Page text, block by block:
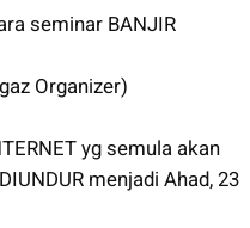
seminar BANJIR
Organizer)
yg semula akan
menjadi Ahad, 23